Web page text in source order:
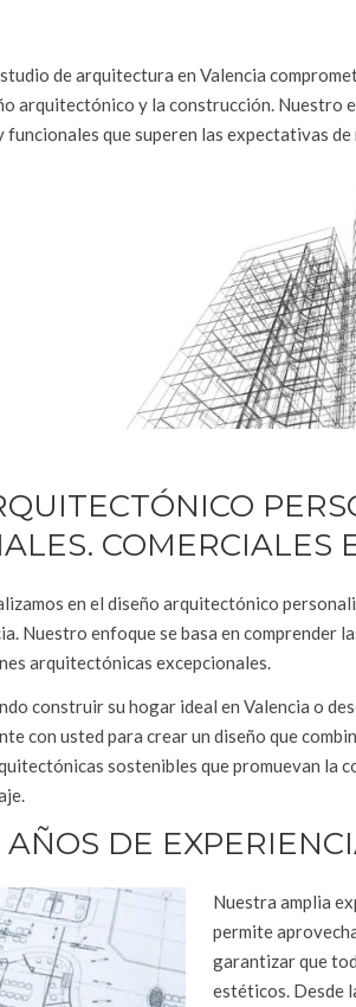
de arquitectura en Valencia
arquitectónico y la construcción. Nuestro
que superen las expectativas
en el diseño arquitectónico
Nuestro enfoque se basa en comprender
arquitectónicas excepcionales.
construir su hogar ideal en Valencia o
con usted para crear un diseño que
sostenibles que promuevan la
DE
Nuestra amplia
permite
garantizar que
estéticos. Desde